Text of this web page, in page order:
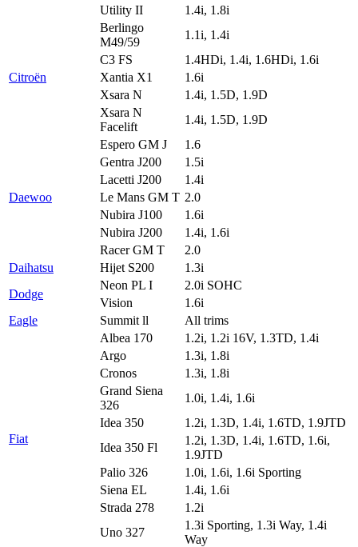
Utility II
1.4i, 1.8i
Citroën
Berlingo
M49/59
1.1i, 1.4i
C3 FS
1.4HDi, 1.4i, 1.6HDi, 1.6i
Xantia X1
1.6i
Xsara N
1.4i, 1.5D, 1.9D
Xsara N
Facelift
1.4i, 1.5D, 1.9D
Daewoo
Espero GM J
1.6
Gentra J200
1.5i
Lacetti J200
1.4i
Le Mans GM T 2.0
Nubira J100
1.6i
Nubira J200
1.4i, 1.6i
Racer GM T
2.0
Daihatsu
Hijet S200
1.3i
Dodge
Neon PL I
2.0i SOHC
Vision
1.6i
Eagle
Summit ll All trims
Fiat
Albea 170
1.2i, 1.2i 16V, 1.3TD, 1.4i
Argo
1.3i, 1.8i
Cronos
1.3i, 1.8i
Grand Siena
326
1.0i, 1.4i, 1.6i
Idea 350
1.2i, 1.3D, 1.4i, 1.6TD, 1.9JTD
Idea 350 Fl
1.2i, 1.3D, 1.4i, 1.6TD, 1.6i,
1.9JTD
Palio 326
1.0i, 1.6i, 1.6i Sporting
Siena EL
1.4i, 1.6i
Strada 278
1.2i
Uno 327
1.3i Sporting, 1.3i Way, 1.4i
Way